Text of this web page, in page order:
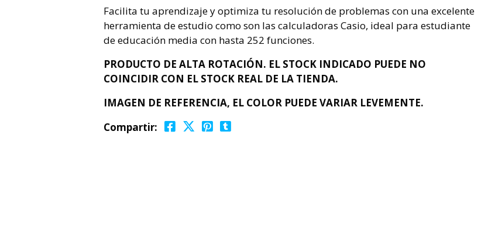
Facilita tu aprendizaje y optimiza tu resolución de problemas con una excelente
herramienta de estudio como son las calculadoras Casio, ideal para estudiante
de educación media con hasta 252 funciones.
PRODUCTO DE ALTA ROTACIÓN. EL STOCK INDICADO PUEDE NO
COINCIDIR CON EL STOCK REAL DE LA TIENDA.
IMAGEN DE REFERENCIA, EL COLOR PUEDE VARIAR LEVEMENTE.
Compartir: